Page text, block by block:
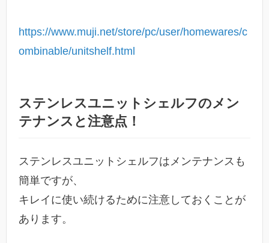
https://www.muji.net/store/pc/user/homewares/c
ombinable/unitshelf.html
ステンレスユニットシェルフのメン
テナンスと注意点！
ステンレスユニットシェルフはメンテナンスも
簡単ですが、
キレイに使い続けるために注意しておくことが
あります。